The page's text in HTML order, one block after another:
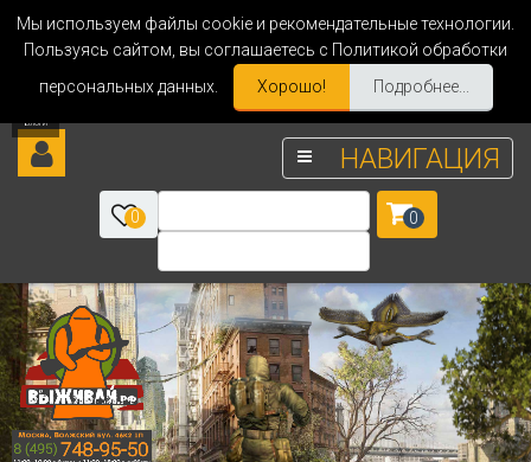
Мы используем файлы cookie и рекомендательные технологии.
Пользуясь сайтом, вы соглашаетесь с Политикой обработки
персональных данных.
Хорошо! Подробнее...
НАВИГАЦИЯ
0 0